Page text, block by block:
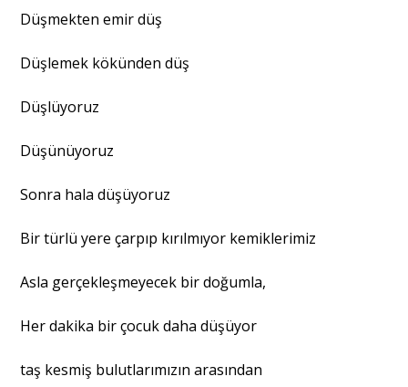
Düşmekten emir düş
Düşlemek kökünden düş
Düşlüyoruz
Düşünüyoruz
Sonra hala düşüyoruz
Bir türlü yere çarpıp kırılmıyor kemiklerimiz
Asla gerçekleşmeyecek bir doğumla,
Her dakika bir çocuk daha düşüyor
taş kesmiş bulutlarımızın arasından